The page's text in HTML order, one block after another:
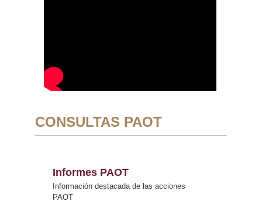
CONSULTAS PAOT
Informes PAOT
Información destacada de las acciones
PAOT